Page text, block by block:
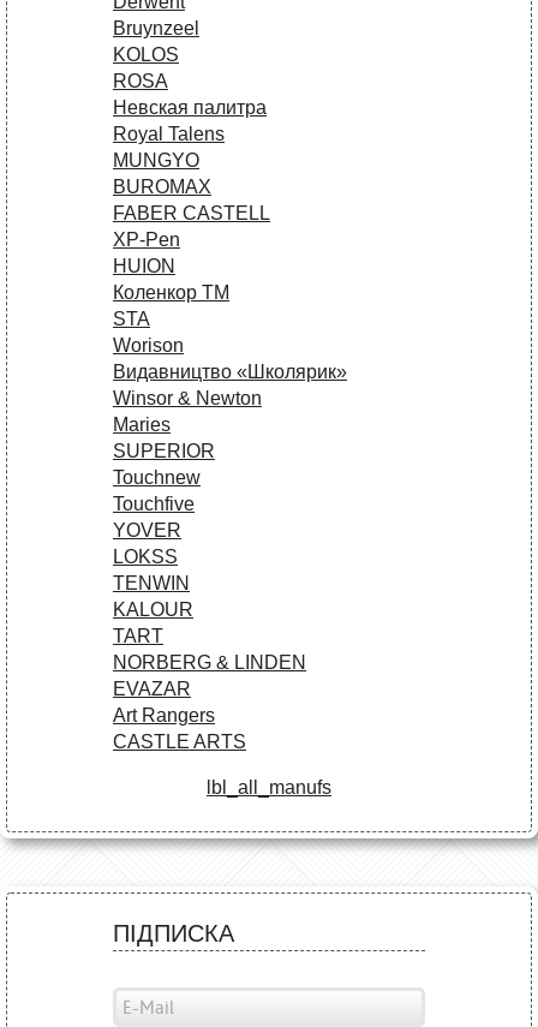
Bruynzeel
KOLOS
ROSA
Невская палитра
Royal Talens
MUNGYO
BUROMAX
FABER CASTELL
XP-Pen
HUION
Коленкор ТМ
STA
Worison
Видавництво «Школярик»
Winsor & Newton
Maries
SUPERIOR
Touchnew
Touchfive
YOVER
LOKSS
TENWIN
KALOUR
TART
NORBERG & LINDEN
EVAZAR
Art Rangers
CASTLE ARTS
lbl_all_manufs
ПІДПИСКА